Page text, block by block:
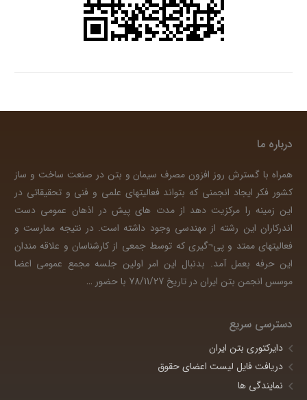
درباره ما
همراه با گسترش روز افزون مصرف سیمان و بتن در صنعت ساخت و ساز
کشور فکر ایجاد انجمنی که بتواند فعالیتهای علمی و فنی و تحقیقاتی در
این زمینه را مرکزیت دهد از مدت های پیش در اذهان عمومی دست
اندرکاران این رشته از مهندسی وجود داشته است. در نتیجه ممارست و
فعالیتهای ممتد و پی¬گیری که توسط جمعی از کارشناسان و علاقه مندان
این حرفه بعمل آمد. بدنبال این امر اولین جلسه مجمع عمومی اعضا
موسس انجمن بتن ایران در تاریخ 78/11/27 با حضور
…
دسترسی سریع
دایرکتوری بتن ایران
دریافت فایل لیست اعضای حقوق
نمایندگی ها